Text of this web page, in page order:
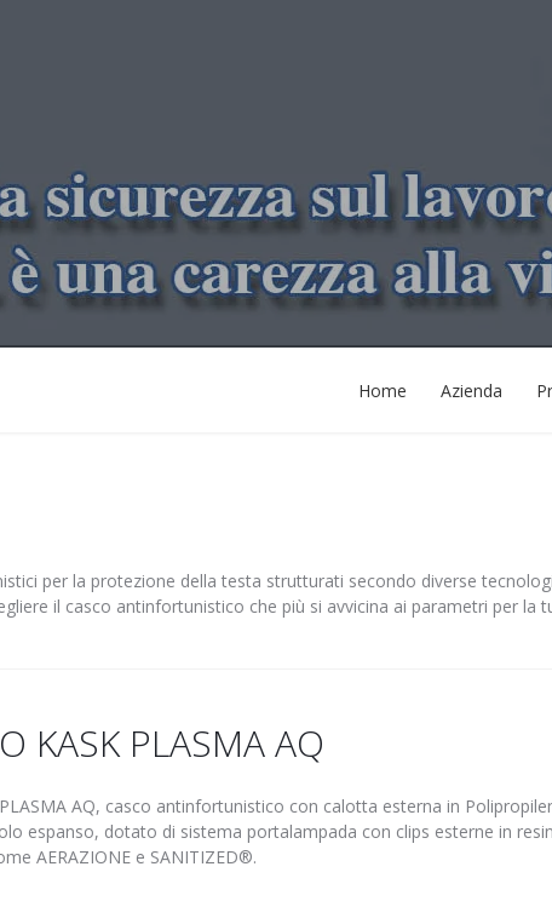
Home Azienda
per la protezione della testa strutturati secondo diverse
il casco antinfortunistico che più si avvicina ai parametri per la
KASK PLASMA AQ
PLASMA AQ, casco antinfortunistico con calotta esterna in
espanso, dotato di sistema portalampada con clips esterne in
AERAZIONE e SANITIZED®.